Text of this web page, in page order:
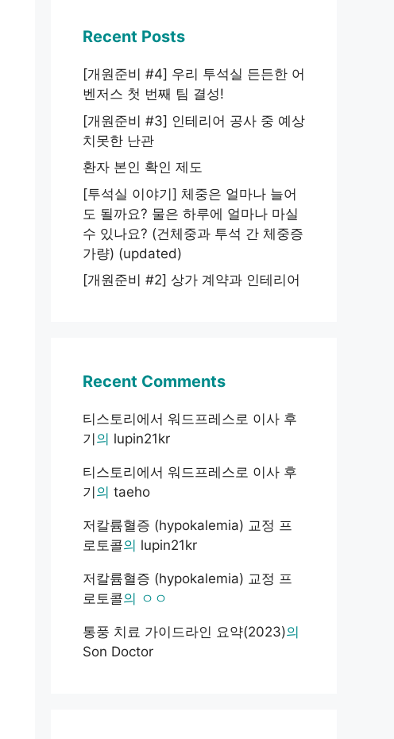
Recent Posts
[개원준비 #4] 우리 투석실 든든한 어
벤저스 첫 번째 팀 결성!
[개원준비 #3] 인테리어 공사 중 예상
치못한 난관
환자 본인 확인 제도
[투석실 이야기] 체중은 얼마나 늘어
도 될까요? 물은 하루에 얼마나 마실
수 있나요? (건체중과 투석 간 체중증
가량) (updated)
[개원준비 #2] 상가 계약과 인테리어
Recent Comments
티스토리에서 워드프레스로 이사 후
기 의 lupin21kr
티스토리에서 워드프레스로 이사 후
기 의 taeho
저칼륨혈증 (hypokalemia) 교정 프
로토콜의 lupin21kr
저칼륨혈증 (hypokalemia) 교정 프
로토콜의 ㅇㅇ
통풍 치료 가이드라인 요약(2023)의
Son Doctor